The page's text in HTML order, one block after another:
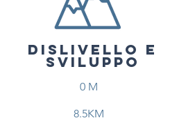
DISLIVELLO E
SVILUPPO
0 M
8.5KM